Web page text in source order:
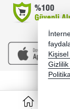
Bu site